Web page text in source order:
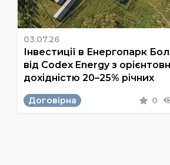
03.07.26
Інвестиції в Енергопарк
від Codex Energy з
дохідністю 20–25% річних
Договірна 0